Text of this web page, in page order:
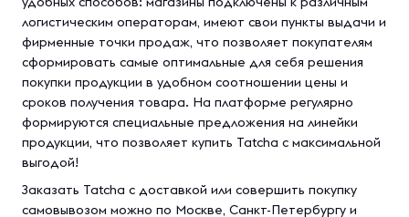
логистическим операторам, имеют свои пункты выдачи и
фирменные точки продаж, что позволяет покупателям
сформировать самые оптимальные для себя решения
покупки продукции в удобном соотношении цены и
сроков получения товара. На платформе регулярно
формируются специальные предложения на линейки
продукции, что позволяет купить Tatcha с максимальной
выгодой!
Заказать Tatcha с доставкой или совершить покупку
самовывозом можно по Москве, Санкт-Петербургу и